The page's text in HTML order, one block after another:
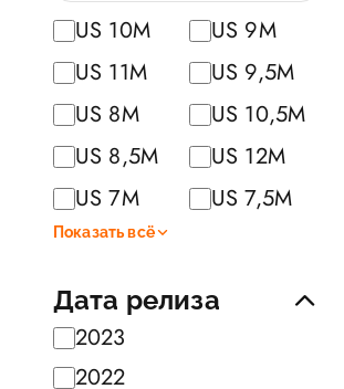
US 10M
US 9M
US 11M
US 9,5M
US 8M
US 10,5M
US 8,5M
US 12M
US 7M
US 7,5M
Показать всё
Дата релиза
2023
2022